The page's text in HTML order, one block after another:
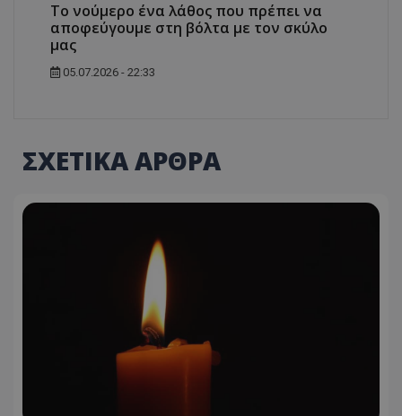
Το νούμερο ένα λάθος που πρέπει να
αποφεύγουμε στη βόλτα με τον σκύλο
μας
05.07.2026 - 22:33
ΣΧΕΤΙΚΑ ΑΡΘΡΑ